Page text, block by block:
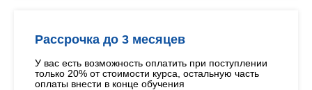
Рассрочка до 3 месяцев
У вас есть возможность оплатить при поступлении
только 20% от стоимости курса, остальную часть
оплаты внести в конце обучения